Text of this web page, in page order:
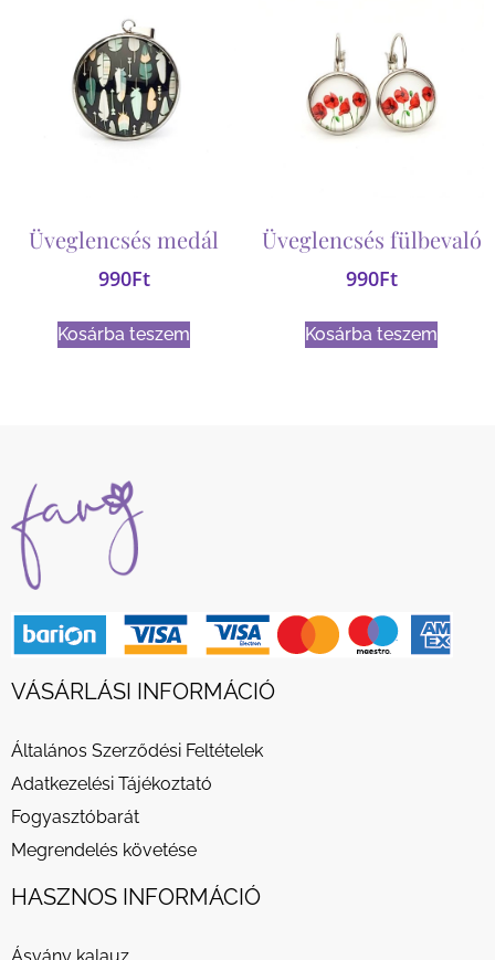
Üveglencsés medál
990Ft
Kosárba teszem
Üveglencsés fülbevaló
990Ft
Kosárba teszem
VÁSÁRLÁSI INFORMÁCIÓ
Általános Szerződési Feltételek
Adatkezelési Tájékoztató
Fogyasztóbarát
Megrendelés követése
HASZNOS INFORMÁCIÓ
Ásvány kalauz